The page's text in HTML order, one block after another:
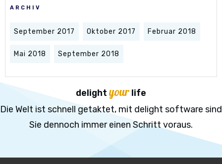
ARCHIV
September 2017 Oktober 2017 Februar 2018
Mai 2018 September 2018
delight your life
Die Welt ist schnell getaktet, mit delight software sind
Sie dennoch immer einen Schritt voraus.